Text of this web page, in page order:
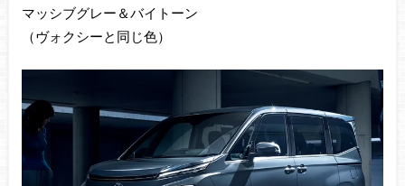
マッシブグレー＆バイトーン
（ヴォクシーと同じ色）